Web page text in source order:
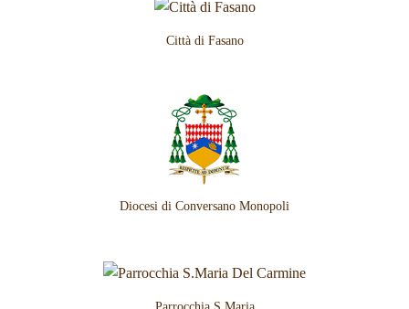
Città di Fasano
Diocesi di Conversano Monopoli